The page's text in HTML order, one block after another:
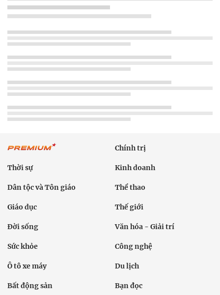
Chính trị
Thời sự Kinh doanh
Dân tộc và Tôn giáo Thể thao
Giáo dục Thế giới
Đời sống Văn hóa - Giải trí
Sức khỏe Công nghệ
Ô tô xe máy Du lịch
Bất động sản Bạn đọc